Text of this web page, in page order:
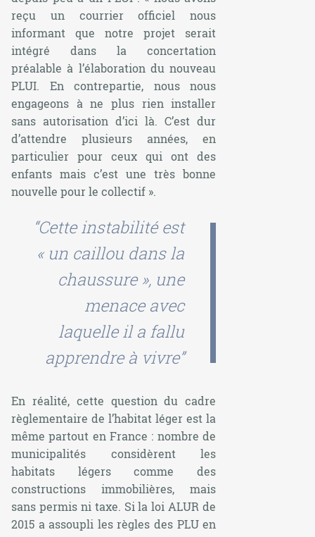
reçu un courrier officiel nous
informant que notre projet serait
intégré dans la concertation
préalable à l’élaboration du nouveau
PLUI. En contrepartie, nous nous
engageons à ne plus rien installer
sans autorisation d’ici là. C’est dur
d’attendre plusieurs années, en
particulier pour ceux qui ont des
enfants mais c’est une très bonne
nouvelle pour le collectif ».
“Cette instabilité est
« un caillou dans la
chaussure », une
menace avec
laquelle il a fallu
apprendre à vivre”
En réalité, cette question du cadre
règlementaire de l’habitat léger est la
même partout en France : nombre de
municipalités considèrent les
habitats légers comme des
constructions immobilières, mais
sans permis ni taxe. Si la loi ALUR de
2015 a assoupli les règles des PLU en